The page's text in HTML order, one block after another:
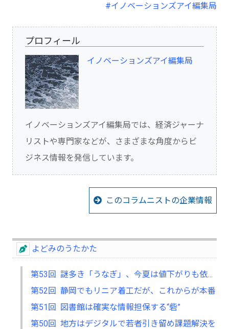
#イノベーションズアイ編集局
プロフィール
イノベーションズアイ編集局
イノベーションズアイ編集局では、経済ジャーナ
リストや専門家などが、さまざまな角度からビ
ジネス情報を発信しています。
このコラムニストの企業情報
よどみのうたかた
第52回 静岡でもリニア着工だが、これからが本番
第51回 図書館は確実な情報担保する“砦”
第50回 地方はデジタルで若者引き留め課題解決を